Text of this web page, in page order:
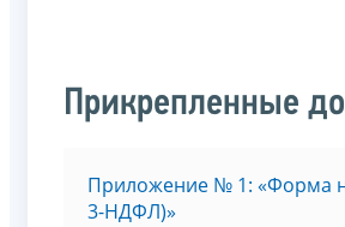
Прикрепленные
Приложение № 1: «Форма
3-НДФЛ)»